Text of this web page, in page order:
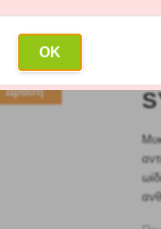
OK
Δράση